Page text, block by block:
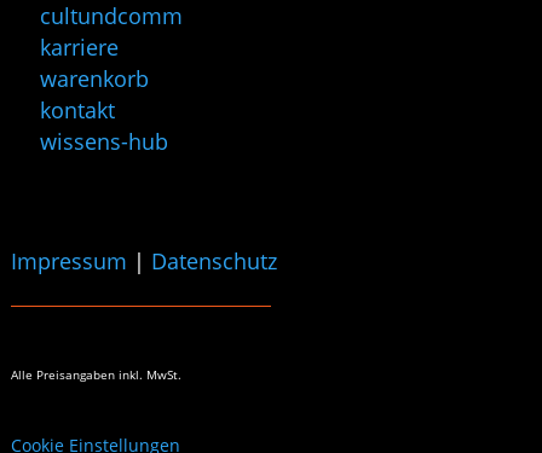
cultundcomm
karriere
warenkorb
kontakt
wissens-hub
Impressum | Datenschutz
Alle Preisangaben inkl. MwSt.
Cookie Einstellungen